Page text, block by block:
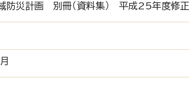
防災計画 別冊（資料集） 平成25年度修正